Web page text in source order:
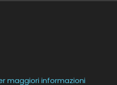
maggiori informazioni